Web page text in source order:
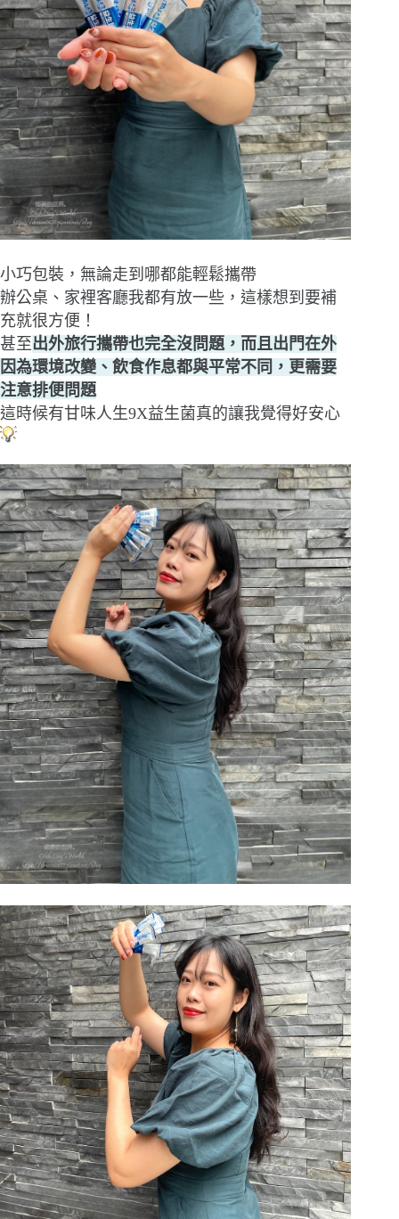
小巧包裝，無論走到哪都能輕鬆攜帶
辦公桌、家裡客廳我都有放一些，這樣想到要補
充就很方便！
甚至出外旅行攜帶也完全沒問題，而且出門在外
因為環境改變、飲食作息都與平常不同，更需要
注意排便問題
這時候有甘味人生9X益生菌真的讓我覺得好安心